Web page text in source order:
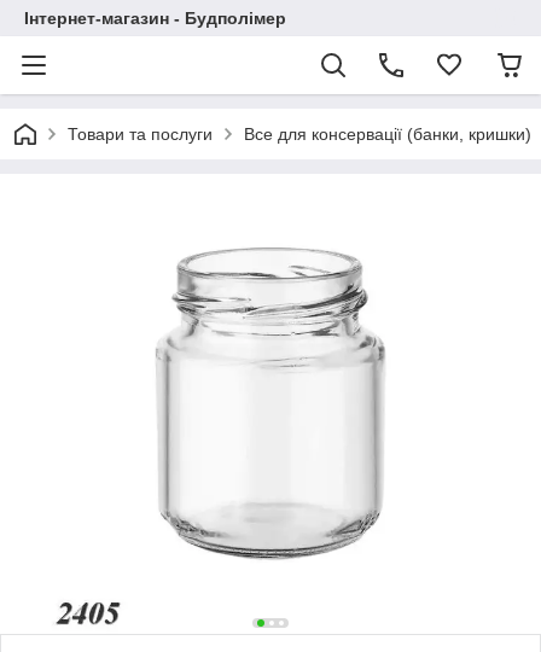
Інтернет-магазин - Будполімер
Товари та послуги Все для консервації (банки, кришки)